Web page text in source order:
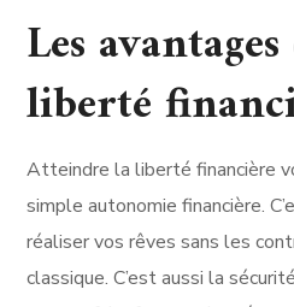
Les
liberté
Atteindre la liberté financière
simple autonomie financière.
réaliser vos rêves sans les
classique. C’est aussi la